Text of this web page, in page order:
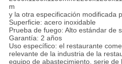
m
y la otra especificación modificada
Superficie: acero inoxidable
Prueba de fuego: Alto estándar de
Garantía: 2 años
Uso específico: el restaurante
relevante de la industria de la
equipo de abastecimiento, serie de